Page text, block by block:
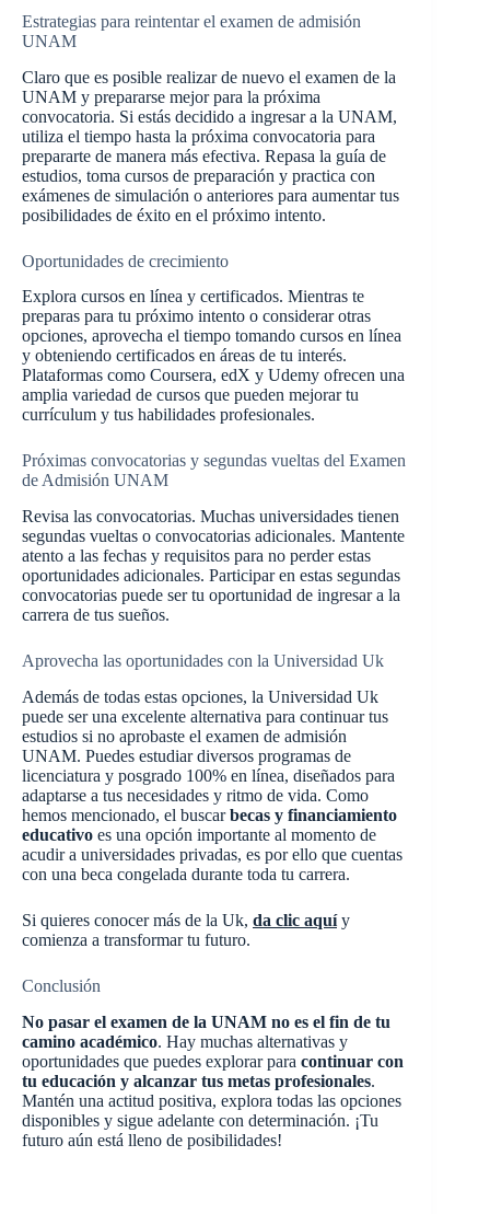
Estrategias para reintentar el examen de admisión
UNAM
Claro que es posible realizar de nuevo el examen de la
UNAM y prepararse mejor para la próxima
convocatoria. Si estás decidido a ingresar a la UNAM,
utiliza el tiempo hasta la próxima convocatoria para
prepararte de manera más efectiva. Repasa la guía de
estudios, toma cursos de preparación y practica con
exámenes de simulación o anteriores para aumentar tus
posibilidades de éxito en el próximo intento.
Oportunidades de crecimiento
Explora cursos en línea y certificados. Mientras te
preparas para tu próximo intento o considerar otras
opciones, aprovecha el tiempo tomando cursos en línea
y obteniendo certificados en áreas de tu interés.
Plataformas como Coursera, edX y Udemy ofrecen una
amplia variedad de cursos que pueden mejorar tu
currículum y tus habilidades profesionales.
Próximas convocatorias y segundas vueltas del Examen
de Admisión UNAM
Revisa las convocatorias. Muchas universidades tienen
segundas vueltas o convocatorias adicionales. Mantente
atento a las fechas y requisitos para no perder estas
oportunidades adicionales. Participar en estas segundas
convocatorias puede ser tu oportunidad de ingresar a la
carrera de tus sueños.
Aprovecha las oportunidades con la Universidad Uk
Además de todas estas opciones, la Universidad Uk
puede ser una excelente alternativa para continuar tus
estudios si no aprobaste el examen de admisión
UNAM. Puedes estudiar diversos programas de
licenciatura y posgrado 100% en línea, diseñados para
adaptarse a tus necesidades y ritmo de vida. Como
hemos mencionado, el buscarbecas y financiamiento
educativo es una opción importante al momento de
acudir a universidades privadas, es por ello que cuentas
con una beca congelada durante toda tu carrera.
Si quieres conocer más de la Uk, da clic aquíy
comienza a transformar tu futuro.
Conclusión
No pasar el examen de la UNAM no es el fin de tu
camino académico. Hay muchas alternativas y
oportunidades que puedes explorar para continuar con
tu educación y alcanzar tus metas profesionales.
Mantén una actitud positiva, explora todas las opciones
disponibles y sigue adelante con determinación. ¡Tu
futuro aún está lleno de posibilidades!